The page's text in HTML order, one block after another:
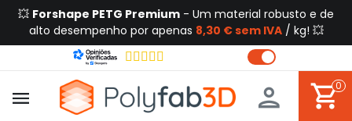
💥 Forshape PETG Premium - Um material robusto e de
alto desempenho por apenas 8,30 € sem IVA/ kg! 💥
0